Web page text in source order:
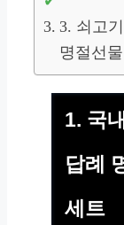
3. 쇠고
명절선
1. 국
답례
세트